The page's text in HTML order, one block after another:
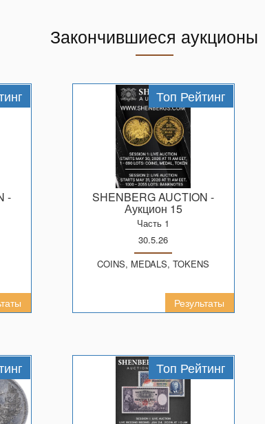
Закончившиеся аукционы
-
Топ Рейтинг
SHENBERG AUCTION -
Аукцион 15
Часть 1
30.5.26
COINS, MEDALS, TOKENS
Результаты
Топ Рейтинг